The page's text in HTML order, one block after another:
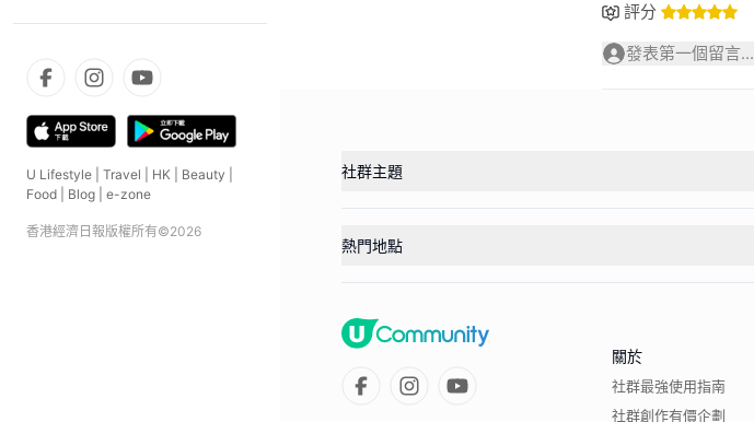
U Lifestyle Travel HK Beauty
Food
Blog e-zone
香港經濟日報版權所有©2026
評分
發表第一個留言...
社群主題
熱門地點
關於
社群最強使用指南
社群創作有價企劃